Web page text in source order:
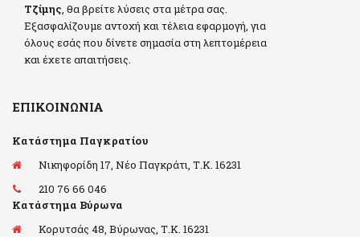
Τζίμης, θα βρείτε λύσεις στα μέτρα σας.
Εξασφαλίζουμε αντοχή και τέλεια εφαρμογή, για
όλους εσάς που δίνετε σημασία στη λεπτομέρεια
και έχετε απαιτήσεις.
ΕΠΙΚΟΙΝΩΝΊΑ
Κατάστημα Παγκρατίου
Νικηφορίδη 17, Νέο Παγκράτι, Τ.Κ. 16231
210 76 66 046
Κατάστημα Βύρωνα
Κορυτσάς 48, Βύρωνας, Τ.Κ. 16231